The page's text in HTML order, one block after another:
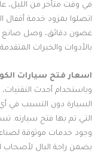
في وقت متأخر من الليل،
اتصلوا بمزود خدمة
غضون دقائق، وصل صانع
بالأدوات والخبرات
اسعار فتح سيارات
وباستخدام أحدث
السيارة دون التسبب في
التي تم بها فتح سيارته.
وجود خدمات موثوقة
يضمن راحة البال